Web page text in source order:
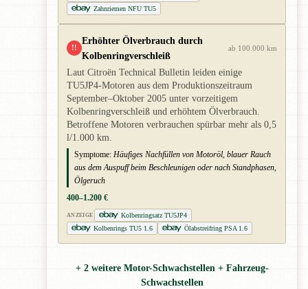
Zahnriemen NFU TU5
!!
Erhöhter Ölverbrauch durch
Kolbenringverschleiß
ab 100.000 km
Laut Citroën Technical Bulletin leiden einige
TU5JP4-Motoren aus dem Produktionszeitraum
September–Oktober 2005 unter vorzeitigem
Kolbenringverschleiß und erhöhtem Ölverbrauch.
Betroffene Motoren verbrauchen spürbar mehr als 0,5
l/1.000 km.
Symptome: Häufiges Nachfüllen von Motoröl, blauer Rauch
aus dem Auspuff beim Beschleunigen oder nach Standphasen,
Ölgeruch
400–1.200 €
ANZEIGE
Kolbenringsatz TU5JP4
Kolbenrings TU5 1.6
Ölabstreifring PSA 1.6
+ 2 weitere Motor-Schwachstellen + Fahrzeug-
Schwachstellen